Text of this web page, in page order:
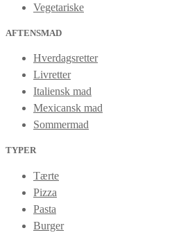
Vegetariske
AFTENSMAD
Hverdagsretter
Livretter
Italiensk mad
Mexicansk mad
Sommermad
TYPER
Tærte
Pizza
Pasta
Burger